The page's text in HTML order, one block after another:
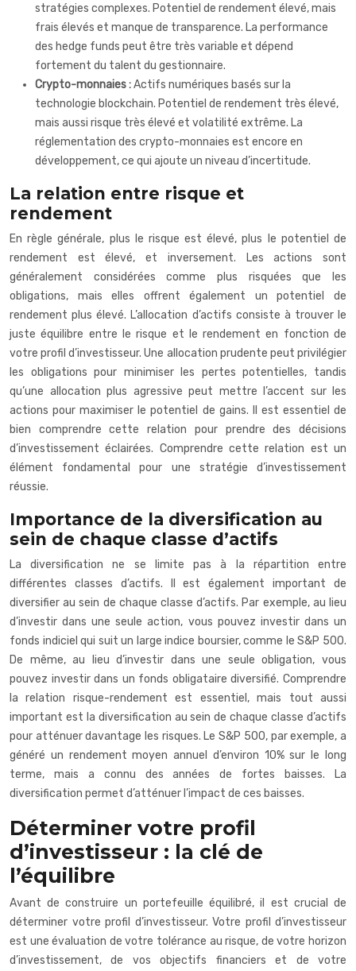
stratégies complexes. Potentiel de rendement élevé, mais
frais élevés et manque de transparence. La performance
des hedge funds peut être très variable et dépend
fortement du talent du gestionnaire.
Crypto-monnaies :Actifs numériques basés sur la
technologie blockchain. Potentiel de rendement très élevé,
mais aussi risque très élevé et volatilité extrême. La
réglementation des crypto-monnaies est encore en
développement, ce qui ajoute un niveau d’incertitude.
La relation entre risque et
rendement
En règle générale, plus le risque est élevé, plus le potentiel de
rendement est élevé, et inversement. Les actions sont
généralement considérées comme plus risquées que les
obligations, mais elles offrent également un potentiel de
rendement plus élevé. L’allocation d’actifs consiste à trouver le
juste équilibre entre le risque et le rendement en fonction de
votre profil d’investisseur. Une allocation prudente peut privilégier
les obligations pour minimiser les pertes potentielles, tandis
qu’une allocation plus agressive peut mettre l’accent sur les
actions pour maximiser le potentiel de gains. Il est essentiel de
bien comprendre cette relation pour prendre des décisions
d’investissement éclairées. Comprendre cette relation est un
élément fondamental pour une stratégie d’investissement
réussie.
Importance de la diversification au
sein de chaque classe d’actifs
La diversification ne se limite pas à la répartition entre
différentes classes d’actifs. Il est également important de
diversifier au sein de chaque classe d’actifs. Par exemple, au lieu
d’investir dans une seule action, vous pouvez investir dans un
fonds indiciel qui suit un large indice boursier, comme le S&P 500.
De même, au lieu d’investir dans une seule obligation, vous
pouvez investir dans un fonds obligataire diversifié. Comprendre
la relation risque-rendement est essentiel, mais tout aussi
important est la diversification au sein de chaque classe d’actifs
pour atténuer davantage les risques. Le S&P 500, par exemple, a
généré un rendement moyen annuel d’environ 10% sur le long
terme, mais a connu des années de fortes baisses. La
diversification permet d’atténuer l’impact de ces baisses.
Déterminer votre profil
d’investisseur : la clé de
l’équilibre
Avant de construire un portefeuille équilibré, il est crucial de
déterminer votre profil d’investisseur. Votre profil d’investisseur
est une évaluation de votre tolérance au risque, de votre horizon
d’investissement, de vos objectifs financiers et de votre